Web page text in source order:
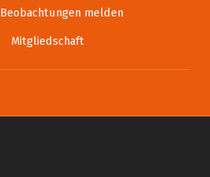
Beobachtungen melden
Mitgliedschaft